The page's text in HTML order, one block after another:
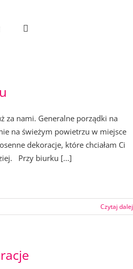
za nami. Generalne porządki na
na świeżym powietrzu w miejsce
dekoracje, które chciałam Ci
Przy biurku [...]
Czytaj dalej